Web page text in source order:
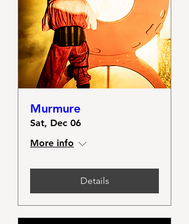
Murmure
Sat, Dec 06
More info
Details